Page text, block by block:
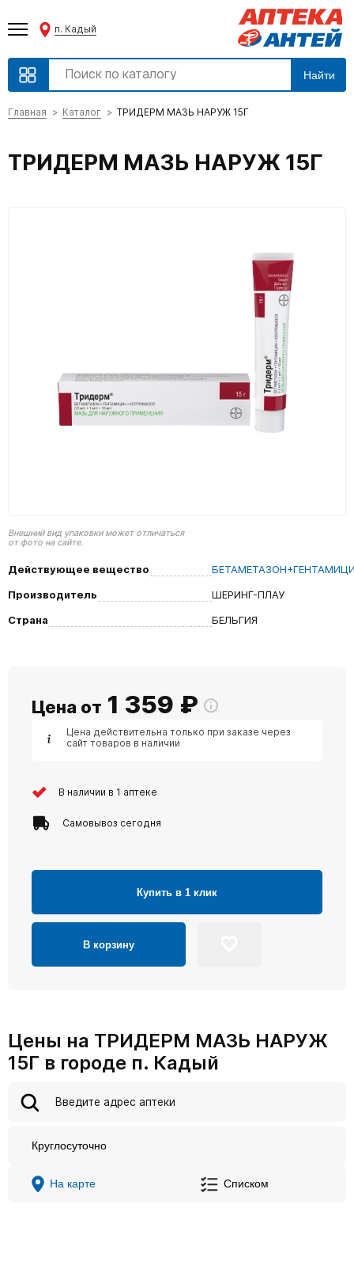
п. Кадый
Найти
Главная Каталог ТРИДЕРМ МАЗЬ НАРУЖ 15Г
ТРИДЕРМ МАЗЬ НАРУЖ 15Г
Внешний вид упаковки может отличаться
от фото на сайте.
Действующее вещество
Производитель
ШЕРИНГ-ПЛАУ
Страна
БЕЛЬГИЯ
Цена от 1 359 ₽
Цена действительна только при заказе через
сайт товаров в наличии
В наличии в 1 аптеке
Самовывоз сегодня
Купить в 1 клик
В корзину
Цены на ТРИДЕРМ МАЗЬ НАРУЖ
15Г в городе п. Кадый
Круглосуточно
На карте Списком